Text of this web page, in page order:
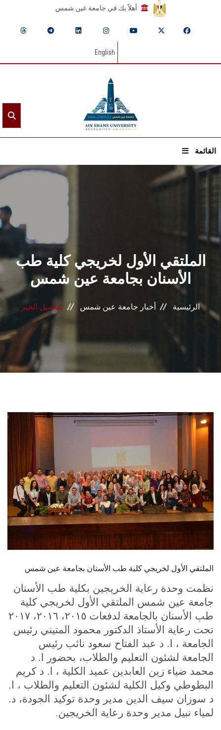
أهلاً بك في جامعة عين شمس
English
القائمة
الرئيسيـة
عن الجامعة
القطاعـات
الشئون الأكاديمية
البحث العلمي
الرعاية الصحية
المراكز والوحدات
الأنظمة الذكية
تواصل معنا
هيئة التدريس
الدراسات العليا
الزائـرون
سجل الان
الملتقي الأول لخريجي كلية طب
الأسنان بجامعة عين شمس
الرئيسية أخبار جامعة عين شمس تفاصيل الخبر
الملتقي الأول لخريجي كلية طب الأسنان بجامعة عين شمس
نظمت وحدة رعاية الخريجين بكلية طب الأسنان
جامعة عين شمس الملتقي الأول لخريجي كلية
طب الأسنان بالجامعة لدفعات ٢٠١٥، ٢٠١٦، ٢٠١٧
تحت رعاية الأستاذ الدكتور محمود المتيني رئيس
الجامعة ، ا. د عبد الفتاح سعود نائب رئيس
الجامعة لشئون التعليم والطلاب، بحضور ا. د
محمد ضياء زين العابدين عميد الكلية ، ا. د كريم
البطوطي وكيل الكلية لشئون التعليم والطلاب ، ا.
د سوزان سيف الدين مدير وحدة توكيد الجودة، د.
لمياء نبيل مدير وحدة رعاية الخريجين.